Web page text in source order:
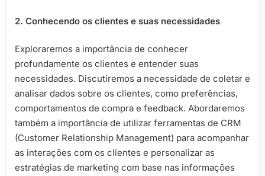
2. Conhecendo os clientes e suas necessidades
Exploraremos a importância de conhecer
profundamente os clientes e entender suas
necessidades. Discutiremos a necessidade de coletar e
analisar dados sobre os clientes, como preferências,
comportamentos de compra e feedback. Abordaremos
também a importância de utilizar ferramentas de CRM
(Customer Relationship Management) para acompanhar
as interações com os clientes e personalizar as
estratégias de marketing com base nas informações